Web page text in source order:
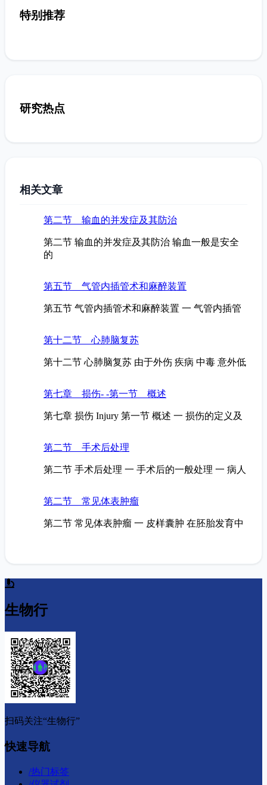
特别推荐
研究热点
相关文章
第二节 输血的并发症及其防治
第二节 输血的并发症及其防治 输血一般是安全
的
第五节 气管内插管术和麻醉装置
第五节 气管内插管术和麻醉装置 一 气管内插管
第十二节 心肺脑复苏
第十二节 心肺脑复苏 由于外伤 疾病 中毒 意外低
第七章 损伤- -第一节 概述
第七章 损伤 Injury 第一节 概述 一 损伤的定义及
第二节 手术后处理
第二节 手术后处理 一 手术后的一般处理 一 病人
第二节 常见体表肿瘤
第二节 常见体表肿瘤 一 皮样囊肿 在胚胎发育中
生物行
扫码关注“生物行”
快速导航
/热门标签